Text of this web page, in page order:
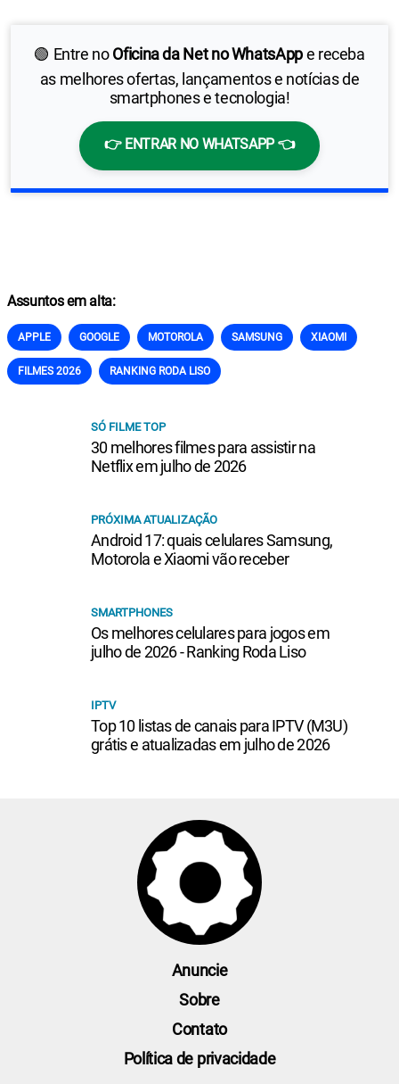
🟢 Entre noOficina da Net no WhatsAppe receba
as melhores ofertas, lançamentos e notícias de
smartphones e tecnologia!
👉 ENTRAR NO WHATSAPP 👈
Assuntos em alta:
APPLE GOOGLE MOTOROLA SAMSUNG XIAOMI
FILMES 2026 RANKING RODA LISO
SÓ FILME TOP
30 melhores filmes para assistir na
Netflix em julho de 2026
PRÓXIMA ATUALIZAÇÃO
Android 17: quais celulares Samsung,
Motorola e Xiaomi vão receber
SMARTPHONES
Os melhores celulares para jogos em
julho de 2026 - Ranking Roda Liso
IPTV
Top 10 listas de canais para IPTV (M3U)
grátis e atualizadas em julho de 2026
Anuncie
Sobre
Contato
Política de privacidade